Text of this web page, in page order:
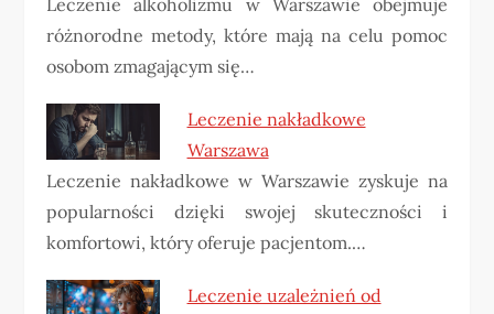
Leczenie alkoholizmu w Warszawie obejmuje
różnorodne metody, które mają na celu pomoc
osobom zmagającym się…
Leczenie nakładkowe
Warszawa
Leczenie nakładkowe w Warszawie zyskuje na
popularności dzięki swojej skuteczności i
komfortowi, który oferuje pacjentom.…
Leczenie uzależnień od